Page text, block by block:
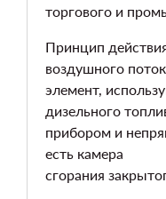
торгового и
Принцип
воздушного
элемент,
дизельного
прибором и
есть камера
сгорания